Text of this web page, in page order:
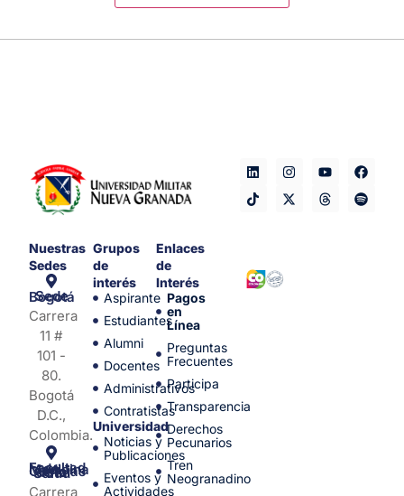
Nuestras
Sedes
Sede Bogotá
Carrera
11 #
101 -
80.
Bogotá
D.C.,
Colombia.
Facultad de Medicina y Ciencias de la Salud
Carrera
Grupos
de
interés
Aspirante
Estudiantes
Alumni
Docentes
Administrativos
Contratistas
Universidad
Noticias y
Publicaciones
Eventos y
Actividades
Enlaces
de
Interés
Pagos
en
Línea
Preguntas
Frecuentes
Participa
Transparencia
Derechos
Pecunarios
Tren
Neogranadino